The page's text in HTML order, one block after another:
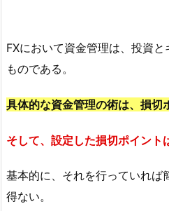
FXにおいて資金管理は、投資
ものである。
具体的な資金管理の術は、損切
そして、設定した損切ポイント
基本的に、それを行っていれば
得ない。